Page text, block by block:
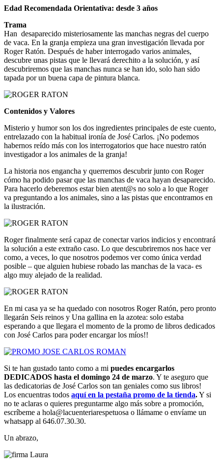
Edad Recomendada Orientativa: desde 3 años
Trama
Han desaparecido misteriosamente las manchas negras del cuerpo
de vaca. En la granja empieza una gran investigación llevada por
Roger Ratón. Después de haber interrogado varios animales,
descubre unas pistas que le llevará derechito a la solución, y así
descubriremos que las manchas nunca se han ido, solo han sido
tapada por un buena capa de pintura blanca.
Contenidos y Valores
Misterio y humor son los dos ingredientes principales de este cuento,
entrelazado con la habitual ironía de José Carlos. ¡No podemos
habernos reído más con los interrogatorios que hace nuestro ratón
investigador a los animales de la granja!
La historia nos engancha y querremos descubrir junto con Roger
cómo ha podido pasar que las manchas de vaca hayan desaparecido.
Para hacerlo deberemos estar bien atent@s no solo a lo que Roger
va preguntando a los animales, sino a las pistas que encontramos en
la ilustración.
Roger finalmente será capaz de conectar varios indicios y encontrará
la solución a este extraño caso. Lo que descubriremos nos hace ver
como, a veces, lo que nosotros podemos ver como única verdad
posible – que alguien hubiese robado las manchas de la vaca- es
algo muy alejado de la realidad.
En mi casa ya se ha quedado con nosotros Roger Ratón, pero pronto
llegarán Seis reinos y Una gallina en la azotea: solo estaba
esperando a que llegara el momento de la promo de libros dedicados
con José Carlos para poder encargar los míos!!
Si te han gustado tanto como a mi puedes encargarlos
DEDICADOS hasta el domingo 24 de marzo. Y te aseguro que
las dedicatorias de José Carlos son tan geniales como sus libros!
Los encuentras todos aquí en la pestaña promo de la tienda.Y si
no te aclaras o quieres preguntarme algo más sobre a promoción,
escríbeme a hola@lacuenteriarespetuosa o llámame o envíame un
whatsapp al 646.07.30.30.
Un abrazo,